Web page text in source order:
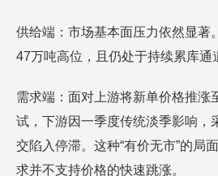
供给端：市场基本面压力依然显著
47万吨高位，且仍处于持续累库通
需求端：面对上游将新单价格推涨
试，下游因一季度传统淡季影响，
交陷入停滞。这种“有价无市”的局
求并不支持价格的快速跳涨。